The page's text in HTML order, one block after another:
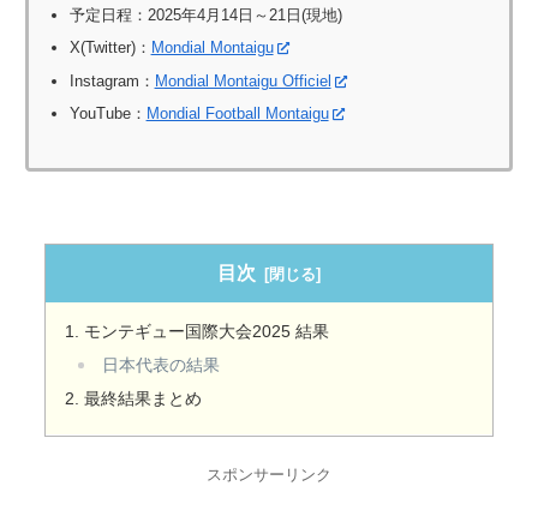
予定日程：2025年4月14日～21日(現地)
X(Twitter)： Mondial Montaigu
Instagram： Mondial Montaigu Officiel
YouTube： Mondial Football Montaigu
目次
モンテギュー国際大会2025 結果
日本代表の結果
最終結果まとめ
スポンサーリンク